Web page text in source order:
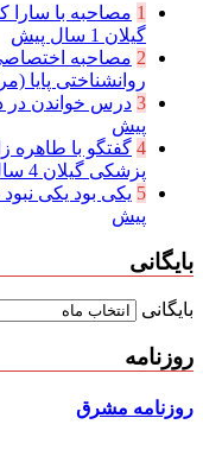
1 مصاحبه با سارا
گیلان 1 سال پیش
2 مصاحبه
روانشناختی پایا
3 درس خواندن در
پیش
4 گفتگو با طاهره
پزشکی گیلان 4 سال پیش
5 یکی بود یکی
پیش
بایگانی
بایگانی
روزنامه
روزنامه مشرق